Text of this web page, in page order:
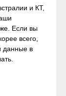
и КТ,
Если вы
всего,
данные в